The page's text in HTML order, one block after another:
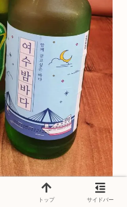
トップ サイドバー